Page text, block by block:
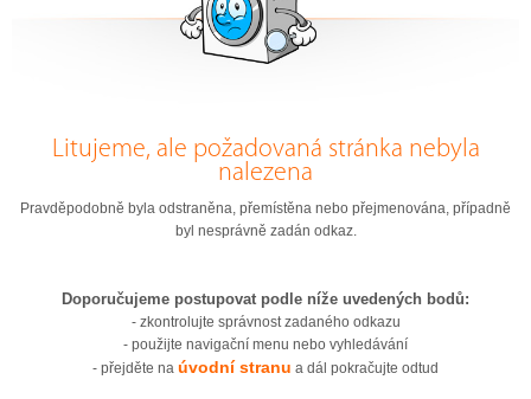
Litujeme, ale požadovaná stránka nebyla
nalezena
Pravděpodobně byla odstraněna, přemístěna nebo přejmenována, případně
byl nesprávně zadán odkaz.
Doporučujeme postupovat podle níže uvedených bodů:
- zkontrolujte správnost zadaného odkazu
- použijte navigační menu nebo vyhledávání
- přejděte na úvodní stranu a dál pokračujte odtud